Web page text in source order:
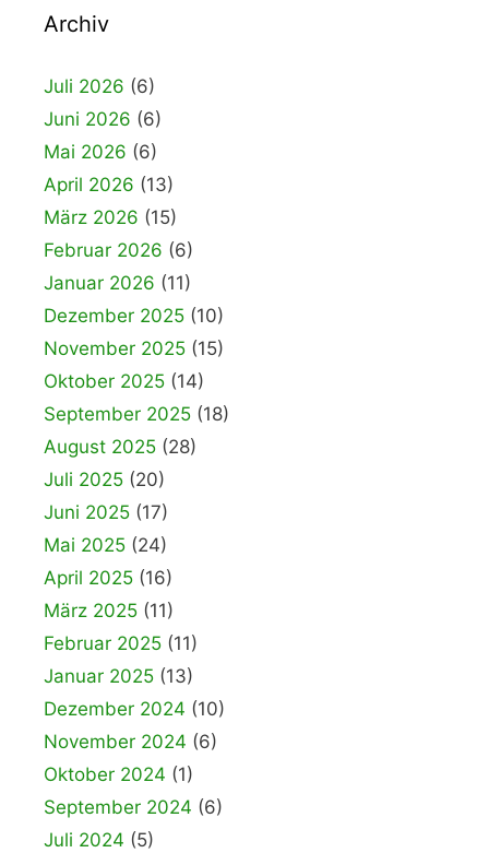
Archiv
Juli 2026 (6)
Juni 2026 (6)
Mai 2026 (6)
April 2026 (13)
März 2026 (15)
Februar 2026 (6)
Januar 2026 (11)
Dezember 2025 (10)
November 2025 (15)
Oktober 2025 (14)
September 2025 (18)
August 2025 (28)
Juli 2025 (20)
Juni 2025 (17)
Mai 2025 (24)
April 2025 (16)
März 2025 (11)
Februar 2025 (11)
Januar 2025 (13)
Dezember 2024 (10)
November 2024 (6)
Oktober 2024 (1)
September 2024 (6)
Juli 2024 (5)